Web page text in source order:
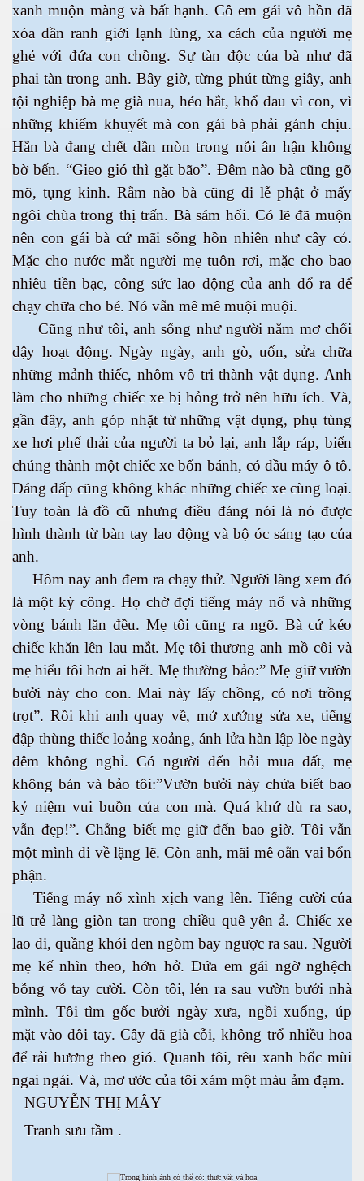
xanh muộn màng và bất hạnh. Cô em gái vô hồn đã
xóa dần ranh giới lạnh lùng, xa cách của người mẹ
ghẻ với đứa con chồng. Sự tàn độc của bà như đã
phai tàn trong anh. Bây giờ, từng phút từng giây, anh
tội nghiệp bà mẹ già nua, héo hắt, khổ đau vì con, vì
những khiếm khuyết mà con gái bà phải gánh chịu.
Hẳn bà đang chết dần mòn trong nỗi ân hận không
bờ bến. “Gieo gió thì gặt bão”. Đêm nào bà cũng gõ
mõ, tụng kinh. Rằm nào bà cũng đi lễ phật ở mấy
ngôi chùa trong thị trấn. Bà sám hối. Có lẽ đã muộn
nên con gái bà cứ mãi sống hồn nhiên như cây cỏ.
Mặc cho nước mắt người mẹ tuôn rơi, mặc cho bao
nhiêu tiền bạc, công sức lao động của anh đổ ra để
chạy chữa cho bé. Nó vẫn mê mê muội muội.
Cũng như tôi, anh sống như người nằm mơ chổi
dậy hoạt động. Ngày ngày, anh gò, uốn, sửa chữa
những mảnh thiếc, nhôm vô tri thành vật dụng. Anh
làm cho những chiếc xe bị hỏng trở nên hữu ích. Và,
gần đây, anh góp nhặt từ những vật dụng, phụ tùng
xe hơi phế thải của người ta bỏ lại, anh lắp ráp, biến
chúng thành một chiếc xe bốn bánh, có đầu máy ô tô.
Dáng dấp cũng không khác những chiếc xe cùng loại.
Tuy toàn là đồ cũ nhưng điều đáng nói là nó được
hình thành từ bàn tay lao động và bộ óc sáng tạo của
anh.
Hôm nay anh đem ra chạy thử. Người làng xem đó
là một kỳ công. Họ chờ đợi tiếng máy nổ và những
vòng bánh lăn đều. Mẹ tôi cũng ra ngõ. Bà cứ kéo
chiếc khăn lên lau mắt. Mẹ tôi thương anh mồ côi và
mẹ hiểu tôi hơn ai hết. Mẹ thường bảo:” Mẹ giữ vườn
bưởi này cho con. Mai này lấy chồng, có nơi trồng
trọt”. Rồi khi anh quay về, mở xưởng sửa xe, tiếng
đập thùng thiếc loảng xoảng, ánh lửa hàn lập lòe ngày
đêm không nghỉ. Có người đến hỏi mua đất, mẹ
không bán và bảo tôi:”Vườn bưởi này chứa biết bao
kỷ niệm vui buồn của con mà. Quá khứ dù ra sao,
vẫn đẹp!”. Chẳng biết mẹ giữ đến bao giờ. Tôi vẫn
một mình đi về lặng lẽ. Còn anh, mãi mê oằn vai bổn
phận.
Tiếng máy nổ xình xịch vang lên. Tiếng cười của
lũ trẻ làng giòn tan trong chiều quê yên ả. Chiếc xe
lao đi, quầng khói đen ngòm bay ngược ra sau. Người
mẹ kế nhìn theo, hớn hở. Đứa em gái ngờ nghệch
bỗng vỗ tay cười. Còn tôi, lẻn ra sau vườn bưởi nhà
mình. Tôi tìm gốc bưởi ngày xưa, ngồi xuống, úp
mặt vào đôi tay. Cây đã già cỗi, không trổ nhiều hoa
để rải hương theo gió. Quanh tôi, rêu xanh bốc mùi
ngai ngái. Và, mơ ước của tôi xám một màu ảm đạm.
NGUYỄN THỊ MÂY
Tranh sưu tầm .
tại Anh